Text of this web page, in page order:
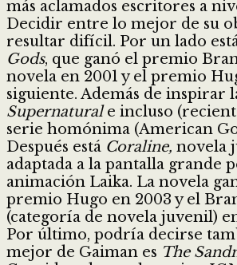
más aclamados escritores a
Decidir entre lo mejor de su
resultar difícil. Por un lado
Gods, que ganó el premio
novela en 2001 y el premio
siguiente. Además de inspirar
Supernaturale incluso
serie homónima (American
Después está Coraline, novela
adaptada a la pantalla grande
animación Laika. La novela
premio Hugo en 2003 y el
(categoría de novela juvenil)
Por último, podría decirse
mejor de Gaiman es The